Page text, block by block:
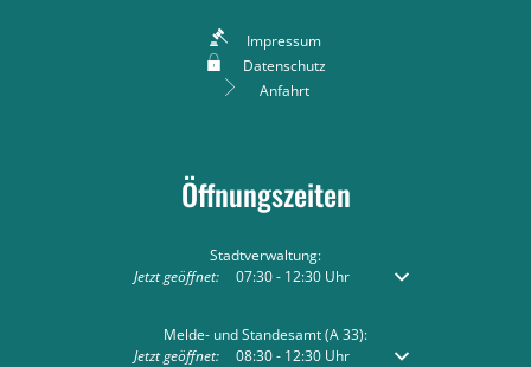
Impressum
Datenschutz
Anfahrt
Öffnungszeiten
Stadtverwaltung:
Klicken, um weitere Öffnungs- oder Schließzeiten
Jetzt geöffnet: 07:30- 12:30Uhr Von 07:30 bis 12:30
Melde- und Standesamt (A 33):
Klicken, um weitere Öffnungs- oder Schließzeiten
Jetzt geöffnet: 08:30- 12:30Uhr Von 08:30 bis 12:30